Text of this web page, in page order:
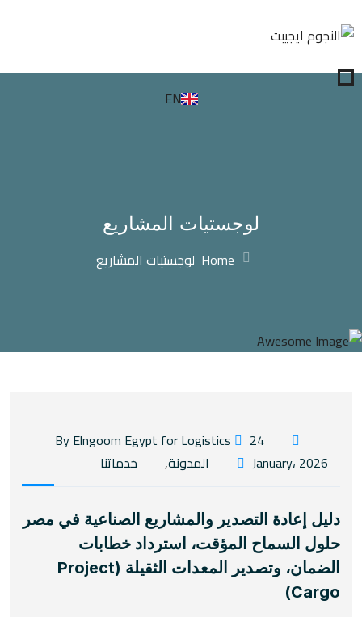
EN
لوجستيات المشاريع
Home لوجستيات المشاريع
24
January، 2026
المدونة, خدماتنا
دليل إعادة التصدير والمشاريع الصناعية في مصر
حلول السماح المؤقت، استرداد خطابات
الضمان، وتصدير المعدات الثقيلة (Project
Cargo)